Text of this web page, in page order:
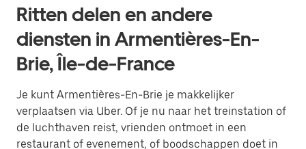
Ritten delen en andere
diensten in Armentières-En-
Brie, Île-de-France
Je kunt Armentières-En-Brie je makkelijker
verplaatsen via Uber. Of je nu naar het treinstation of
de luchthaven reist, vrienden ontmoet in een
restaurant of evenement, of boodschappen doet in